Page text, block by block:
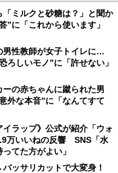
「ミルクと砂糖は？」と聞か
に「これから使います」
男性教師が女子トイレに…
ろしいモノ”に「許せない」
ーの赤ちゃんに蹴られた男
な本音”に「なんてすて
ラップ》公式が紹介「ウォ
万いいねの反響 SNS「水
てた方がよい」
ッサリカットで大変身！